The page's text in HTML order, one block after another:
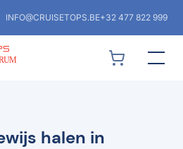
INFO@CRUISETOPS.BE+32 477 822 999
halen in